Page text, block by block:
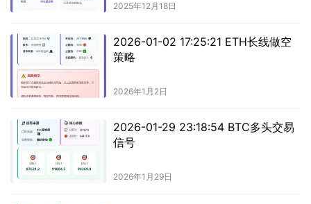
2025年12月18日
2026-01-02 17:25:21 ETH长线做空
策略
2026年1月2日
2026-01-29 23:18:54 BTC多头交易
信号
2026年1月29日